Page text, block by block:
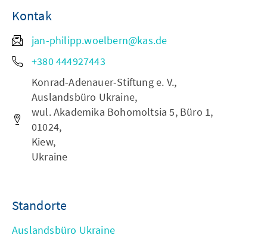
Kontak
jan-philipp.woelbern@kas.de
+380 444927443
Konrad-Adenauer-Stiftung e. V.,
Auslandsbüro Ukraine,
wul. Akademika Bohomoltsia 5, Büro 1,
01024,
Kiew,
Ukraine
Standorte
Auslandsbüro Ukraine